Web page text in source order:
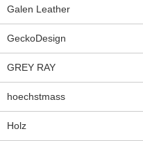
Galen Leather
GeckoDesign
GREY RAY
hoechstmass
Holz